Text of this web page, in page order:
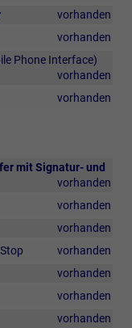
vorhanden
vorhanden
Phone Interface)
vorhanden
vorhanden
mit Signatur- und
vorhanden
vorhanden
vorhanden
vorhanden
vorhanden
vorhanden
vorhanden